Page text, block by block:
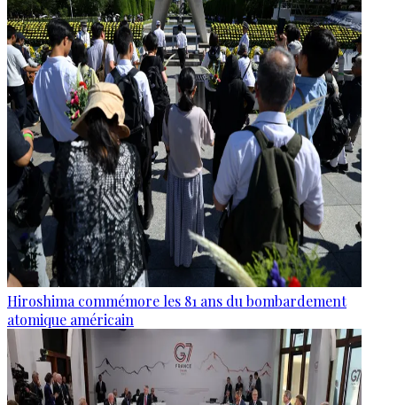
Hiroshima commémore les 81 ans du bombardement
atomique américain